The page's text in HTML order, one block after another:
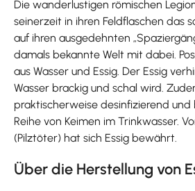
Die wanderlustigen römischen
seinerzeit in ihren Feldflaschen das
auf ihren ausgedehnten
damals bekannte Welt mit dabei.
aus Wasser und Essig. Der Essig
Wasser brackig und schal wird.
praktischerweise desinfizierend und
Reihe von Keimen im Trinkwasser.
(Pilztöter) hat sich Essig bewährt.
Über die Herstellung von